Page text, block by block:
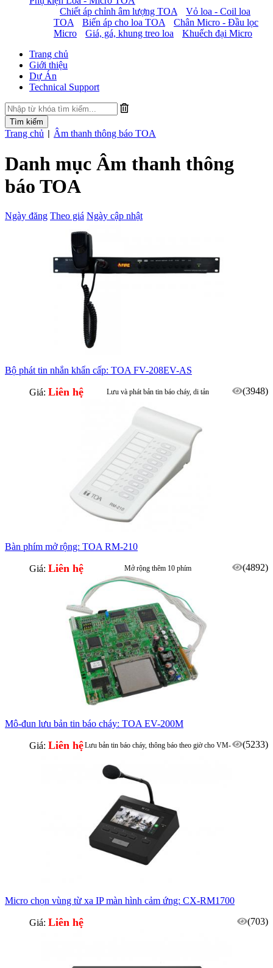
Chiết áp chỉnh âm lượng TOA
Vỏ loa - Coil loa
TOA
Biến áp cho loa TOA
Chân Micro - Đầu lọc
Micro
Giá, gá, khung treo loa
Khuếch đại Micro
Trang chủ
Giới thiệu
Dự Án
Technical Support
Trang chủ Âm thanh thông báo TOA
Danh mục Âm thanh thông
báo TOA
Ngày đăng Theo giá Ngày cập nhật
Bộ phát tin nhắn khẩn cấp: TOA FV-208EV-AS
Giá: Liên hệ (3948)
Lưu và phát bản tin báo cháy, di tản
Có hỗ trợ thay bản tin tiếng việt
Bàn phím mở rộng: TOA RM-210
Giá: Liên hệ (4892)
Mở rộng thêm 10 phím
Mô-đun lưu bản tin báo cháy: TOA EV-200M
Giá: Liên hệ (5233)
Lưu bản tin báo cháy, thông báo theo giờ cho VM-
Micro chọn vùng từ xa IP màn hình cảm ứng: CX-RM1700
Giá: Liên hệ (703)